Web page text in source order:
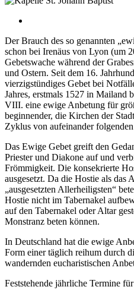
Der Brauch des so genannten
schon bei Irenäus von Lyon (um
Gebetswache während der
und Ostern. Seit dem 16.
vierzigstündiges Gebet bei
Jahres, erstmals 1527 in Mailand
VIII. eine ewige Anbetung für
beginnender, die Kirchen der
Zyklus von aufeinander
Das Ewige Gebet greift den
Priester und Diakone auf und
Frömmigkeit. Die konsekrierte
ausgesetzt. Da die Hostie als das
„ausgesetzten Allerheiligsten“
Hostie nicht im Tabernakel
auf den Tabernakel oder Altar
Monstranz beten können.
In Deutschland hat die ewige
Form einer täglich reihum durch
wandernden eucharistischen
Feststehende jährliche Termine